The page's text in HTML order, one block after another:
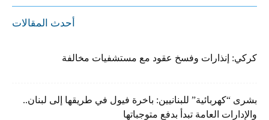
أحدث المقالات
كركي: إنذارات وفسخ عقود مع مستشفيات مخالفة
بشرى “كهربائية” للبنانيين: باخرة فيول في طريقها إلى لبنان..
والإدارات العامة تبدأ بدفع متوجباتها